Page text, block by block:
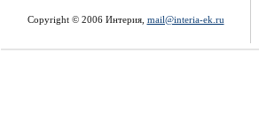
Copyright © 2006 Интерия, mail@interia-ek.ru